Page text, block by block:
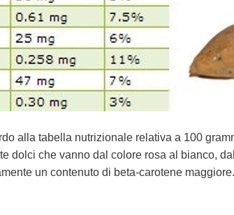
alla tabella nutrizionale relativa a 100
dolci che vanno dal colore rosa al bianco,
un contenuto di beta-carotene